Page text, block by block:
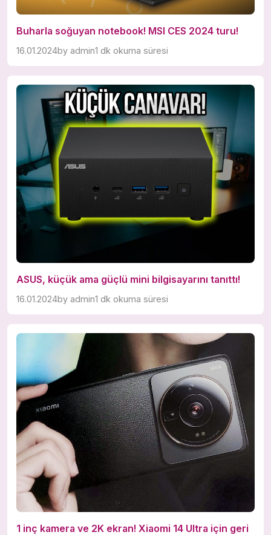
Buharla soğuyan notebook! MSI CES 2024 turu!
16.01.2024by admin1 dk okuma süresi
ASUS, küçük ama güçlü mini bilgisayarını tanıttı!
16.01.2024by admin1 dk okuma süresi
1 inç kamera ve 2K ekran! Xiaomi 14 Ultra için geri